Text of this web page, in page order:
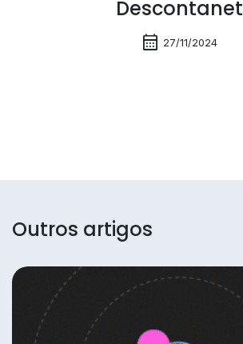
Descontanet
calendar_month 27/11/2024
Outros artigos